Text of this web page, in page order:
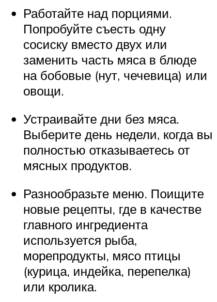
Работайте над порциями.
Попробуйте съесть одну
сосиску вместо двух или
заменить часть мяса в блюде
на бобовые (нут, чечевица) или
овощи.
Устраивайте дни без мяса.
Выберите день недели, когда вы
полностью отказываетесь от
мясных продуктов.
Разнообразьте меню. Поищите
новые рецепты, где в качестве
главного ингредиента
используется рыба,
морепродукты, мясо птицы
(курица, индейка, перепелка)
или кролика.